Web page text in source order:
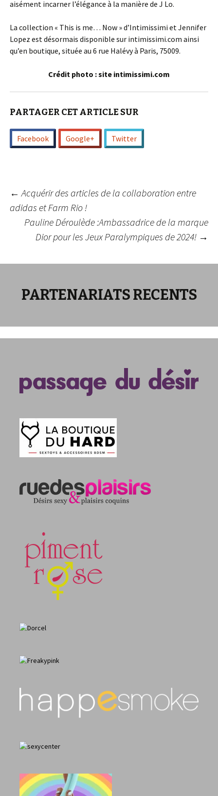
aisément incarner l’élégance à la manière de J Lo.
La collection « This is me… Now » d’Intimissimi et Jennifer
Lopez est désormais disponible sur intimissimi.com ainsi
qu’en boutique, située au 6 rue Halévy à Paris, 75009.
Crédit photo : site intimissimi.com
PARTAGER CET ARTICLE SUR
Facebook Google+ Twitter
Navigation
des
articles
← Acquérir des articles de la collaboration entre
adidas et Farm Rio !
Pauline Déroulède :Ambassadrice de la marque
Dior pour les Jeux Paralympiques de 2024! →
PARTENARIATS RECENTS